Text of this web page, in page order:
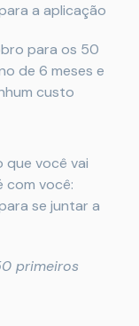
a aplicação
para os 50
de 6 meses e
custo
que você vai
com você:
se juntar a
primeiros